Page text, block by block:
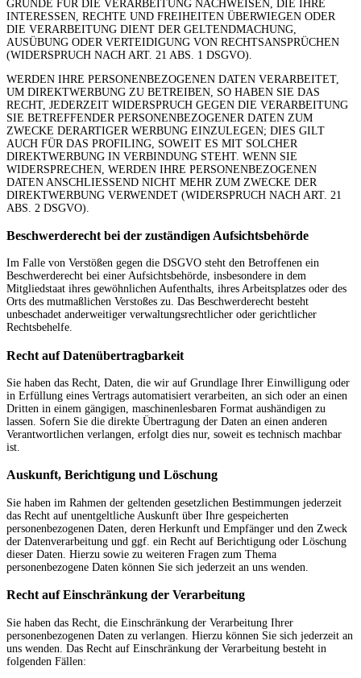
GRÜNDE FÜR DIE VERARBEITUNG NACHWEISEN, DIE IHRE
INTERESSEN, RECHTE UND FREIHEITEN ÜBERWIEGEN ODER
DIE VERARBEITUNG DIENT DER GELTENDMACHUNG,
AUSÜBUNG ODER VERTEIDIGUNG VON RECHTSANSPRÜCHEN
(WIDERSPRUCH NACH ART. 21 ABS. 1 DSGVO).
WERDEN IHRE PERSONENBEZOGENEN DATEN VERARBEITET,
UM DIREKTWERBUNG ZU BETREIBEN, SO HABEN SIE DAS
RECHT, JEDERZEIT WIDERSPRUCH GEGEN DIE VERARBEITUNG
SIE BETREFFENDER PERSONENBEZOGENER DATEN ZUM
ZWECKE DERARTIGER WERBUNG EINZULEGEN; DIES GILT
AUCH FÜR DAS PROFILING, SOWEIT ES MIT SOLCHER
DIREKTWERBUNG IN VERBINDUNG STEHT. WENN SIE
WIDERSPRECHEN, WERDEN IHRE PERSONENBEZOGENEN
DATEN ANSCHLIESSEND NICHT MEHR ZUM ZWECKE DER
DIREKTWERBUNG VERWENDET (WIDERSPRUCH NACH ART. 21
ABS. 2 DSGVO).
Beschwerde­recht bei der zuständigen Aufsichts­behörde
Im Falle von Verstößen gegen die DSGVO steht den Betroffenen ein
Beschwerderecht bei einer Aufsichtsbehörde, insbesondere in dem
Mitgliedstaat ihres gewöhnlichen Aufenthalts, ihres Arbeitsplatzes oder des
Orts des mutmaßlichen Verstoßes zu. Das Beschwerderecht besteht
unbeschadet anderweitiger verwaltungsrechtlicher oder gerichtlicher
Rechtsbehelfe.
Recht auf Daten­übertrag­barkeit
Sie haben das Recht, Daten, die wir auf Grundlage Ihrer Einwilligung oder
in Erfüllung eines Vertrags automatisiert verarbeiten, an sich oder an einen
Dritten in einem gängigen, maschinenlesbaren Format aushändigen zu
lassen. Sofern Sie die direkte Übertragung der Daten an einen anderen
Verantwortlichen verlangen, erfolgt dies nur, soweit es technisch machbar
ist.
Auskunft, Berichtigung und Löschung
Sie haben im Rahmen der geltenden gesetzlichen Bestimmungen jederzeit
das Recht auf unentgeltliche Auskunft über Ihre gespeicherten
personenbezogenen Daten, deren Herkunft und Empfänger und den Zweck
der Datenverarbeitung und ggf. ein Recht auf Berichtigung oder Löschung
dieser Daten. Hierzu sowie zu weiteren Fragen zum Thema
personenbezogene Daten können Sie sich jederzeit an uns wenden.
Recht auf Einschränkung der Verarbeitung
Sie haben das Recht, die Einschränkung der Verarbeitung Ihrer
personenbezogenen Daten zu verlangen. Hierzu können Sie sich jederzeit an
uns wenden. Das Recht auf Einschränkung der Verarbeitung besteht in
folgenden Fällen: